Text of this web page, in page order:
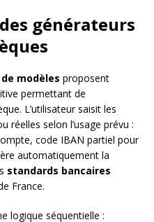
générateurs
modèles proposent
permettant de
L’utilisateur saisit les
réelles selon l’usage prévu :
code IBAN partiel pour
automatiquement la
standards bancaires
France.
logique séquentielle :